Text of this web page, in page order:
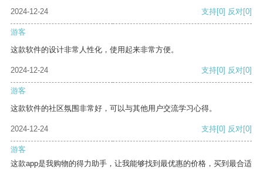
2024-12-24
支持[0] 反对[0]
游客
这款软件的设计非常人性化，使用起来非常方便。
2024-12-24 支持[0] 反对[0]
游客
这款软件的社区氛围非常好，可以与其他用户交流学习心得。
2024-12-24 支持[0] 反对[0]
游客
这款app是我购物的得力助手，让我能够找到最优惠的价格，买到最合适